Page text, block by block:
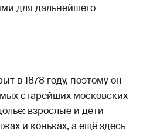
для дальнейшего
в 1878 году, поэтому он
старейших московских
взрослые и дети
и коньках, а ещё здесь